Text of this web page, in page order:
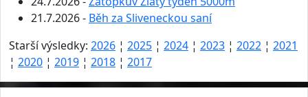
21.7.2026 - Běh za Sliveneckou saní
Starší výsledky: 2026 ¦ 2025 ¦ 2024 ¦ 2023 ¦ 2022 ¦ 2021
¦ 2020 ¦ 2019 ¦ 2018 ¦ 2017